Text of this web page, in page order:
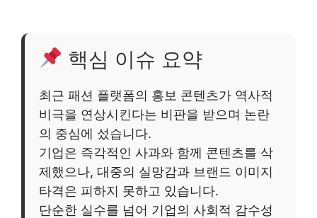
핵심 이슈 요약
최근 패션 플랫폼의 홍보 콘텐츠가 역사적
비극을 연상시킨다는 비판을 받으며 논란
의 중심에 섰습니다.
기업은 즉각적인 사과와 함께 콘텐츠를 삭
제했으나, 대중의 실망감과 브랜드 이미지
타격은 피하지 못하고 있습니다.
단순한 실수를 넘어 기업의 사회적 감수성